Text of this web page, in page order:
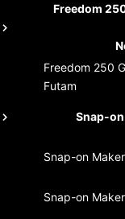
Freedom
Freedom 250
Futam
Snap-
Snap-on
Snap-on